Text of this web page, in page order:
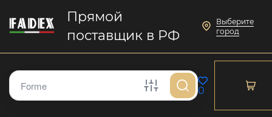
Прямой
поставщик в РФ
Выберите
город
0